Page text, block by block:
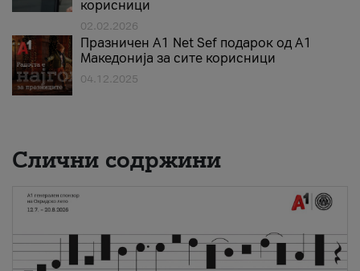
корисници
02.02.2026
Празничен A1 Net Sеf подарок од А1
Македонија за сите корисници
04.12.2025
Слични содржини